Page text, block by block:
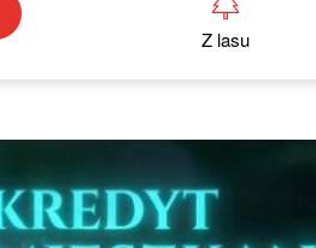
Z lasu